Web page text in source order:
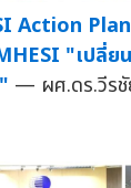
Action
"เปลี่ย
— ผศ.ดร.วีร